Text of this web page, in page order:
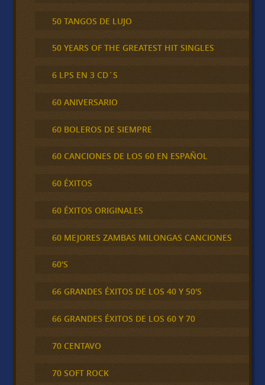
50 TANGOS DE LUJO
50 YEARS OF THE GREATEST HIT SINGLES
6 LPS EN 3 CD´S
60 ANIVERSARIO
60 BOLEROS DE SIEMPRE
60 CANCIONES DE LOS 60 EN ESPAÑOL
60 ÉXITOS
60 ÉXITOS ORIGINALES
60 MEJORES ZAMBAS MILONGAS CANCIONES
60'S
66 GRANDES ÉXITOS DE LOS 40 Y 50'S
66 GRANDES ÉXITOS DE LOS 60 Y 70
70 CENTAVO
70 SOFT ROCK